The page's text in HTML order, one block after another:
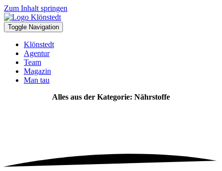
Zum Inhalt springen
Toggle Navigation
Klönstedt
Agentur
Team
Magazin
Man tau
Alles aus der Kategorie: Nährstoffe